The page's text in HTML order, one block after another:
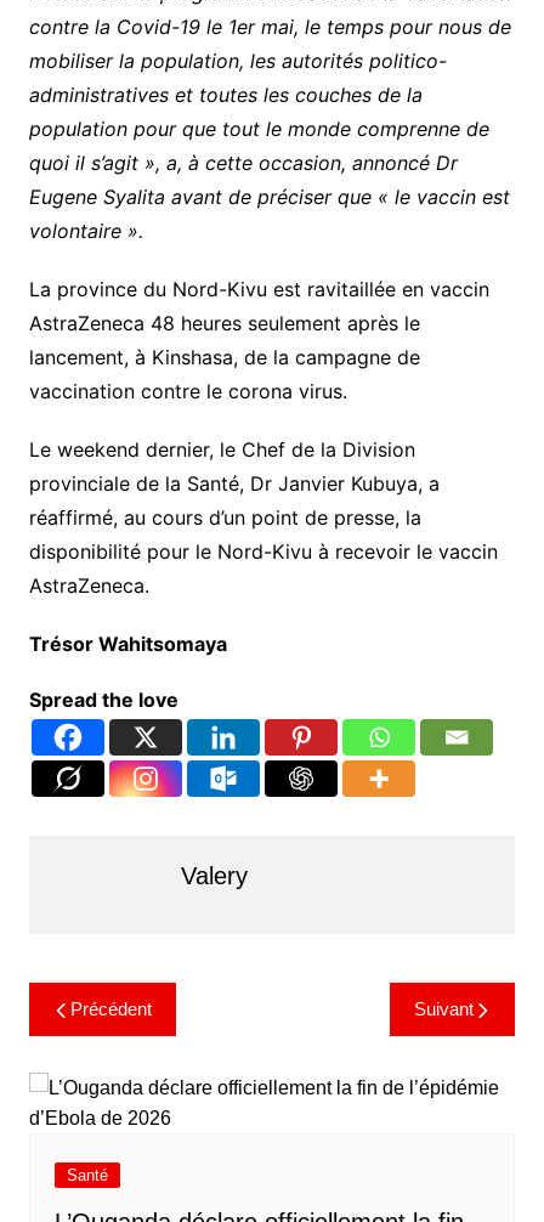
contre la Covid-19 le 1er mai, le temps pour nous de
mobiliser la population, les autorités politico-
administratives et toutes les couches de la
population pour que tout le monde comprenne de
quoi il s’agit », a, à cette occasion, annoncé Dr
Eugene Syalita avant de préciser que « le vaccin est
volontaire ».
La province du Nord-Kivu est ravitaillée en vaccin
AstraZeneca 48 heures seulement après le
lancement, à Kinshasa, de la campagne de
vaccination contre le corona virus.
Le weekend dernier, le Chef de la Division
provinciale de la Santé, Dr Janvier Kubuya, a
réaffirmé, au cours d’un point de presse, la
disponibilité pour le Nord-Kivu à recevoir le vaccin
AstraZeneca.
Trésor Wahitsomaya
Spread the love
Valery
Précédent Suivant
Santé